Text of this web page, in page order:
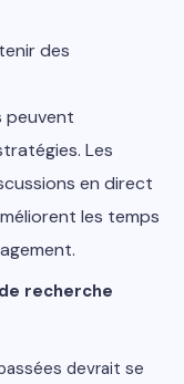
des
peuvent
Les
en direct
les temps
recherche
devrait se